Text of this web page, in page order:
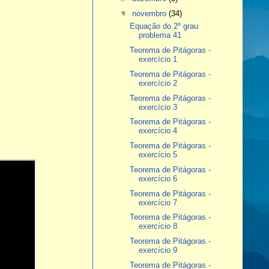
▼novembro(34)
Equação do 2º grau
problema 41
Teorema de Pitágoras -
exercício 1
Teorema de Pitágoras -
exercício 2
Teorema de Pitágoras -
exercício 3
Teorema de Pitágoras -
exercício 4
Teorema de Pitágoras -
exercício 5
Teorema de Pitágoras -
exercício 6
Teorema de Pitágoras -
exercício 7
Teorema de Pitágoras -
exercício 8
Teorema de Pitágoras -
exercício 9
Teorema de Pitágoras -